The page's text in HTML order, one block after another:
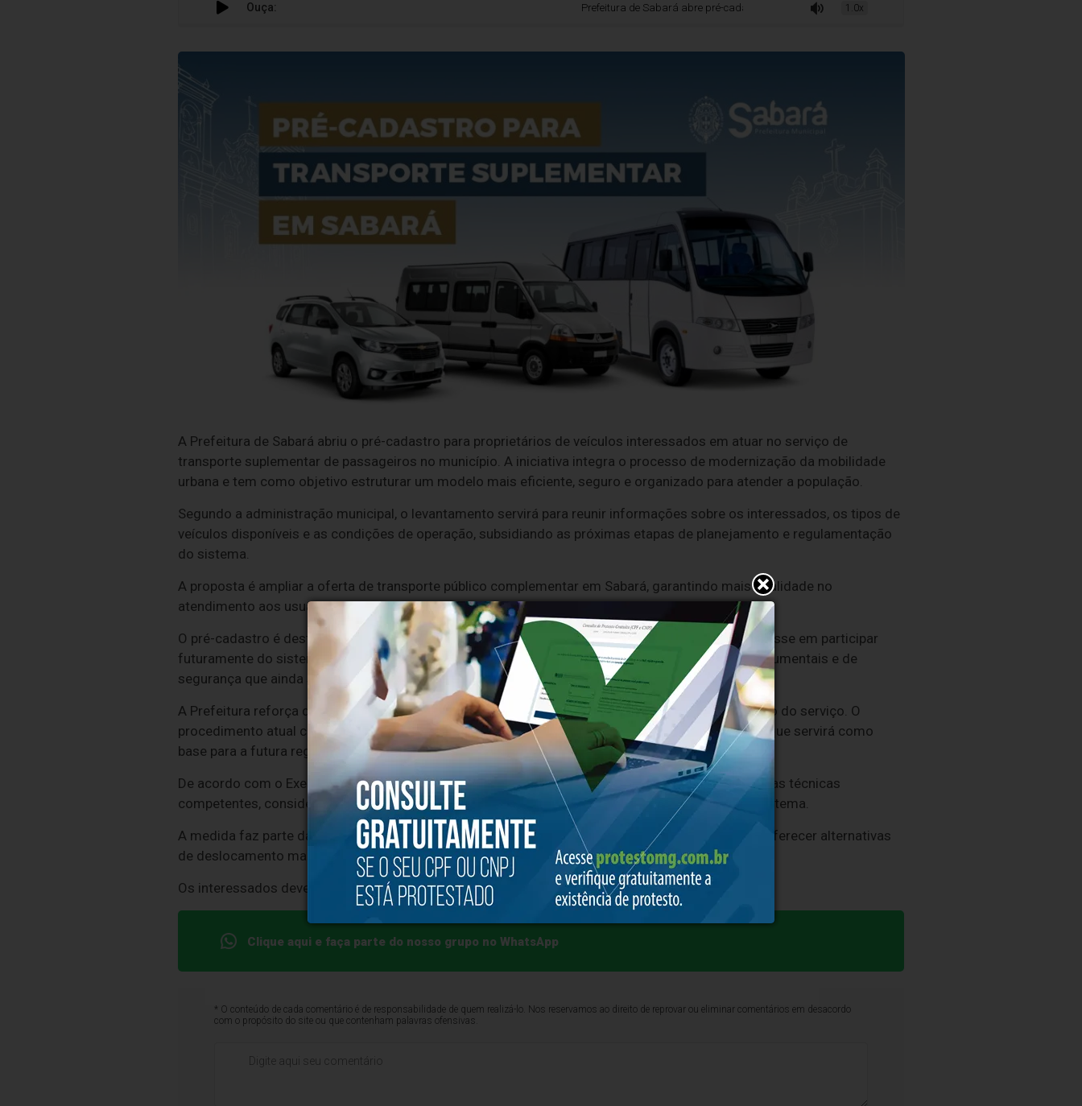
Ouça: Prefeitura de Sabará abre pré-cadastro para transporte suplementar de passageiros
1.0x
A Prefeitura de Sabará abriu o pré-cadastro para proprietários de veículos interessados em atuar no serviço de
transporte suplementar de passageiros no município. A iniciativa integra o processo de modernização da mobilidade
urbana e tem como objetivo estruturar um modelo mais eficiente, seguro e organizado para atender a população.
Segundo a administração municipal, o levantamento servirá para reunir informações sobre os interessados, os tipos de
veículos disponíveis e as condições de operação, subsidiando as próximas etapas de planejamento e regulamentação
do sistema.
A proposta é ampliar a oferta de transporte público complementar em Sabará, garantindo mais qualidade no
atendimento aos usuários, além de promover maior segurança e regularização da atividade.
O pré-cadastro é destinado a proprietários de veículos de diferentes categorias que tenham interesse em participar
futuramente do sistema de transporte suplementar, observando critérios legais, operacionais, documentais e de
segurança que ainda serão definidos pelo Município.
A Prefeitura reforça que a inscrição nesta fase não representa autorização imediata para operação do serviço. O
procedimento atual corresponde apenas a uma etapa inicial de coleta de dados e análise técnica, que servirá como
base para a futura regulamentação do transporte suplementar em Sabará.
De acordo com o Executivo Municipal, todas as informações recebidas serão analisadas pelas áreas técnicas
competentes, considerando aspectos legais e operacionais necessários para a implantação do sistema.
A medida faz parte das ações voltadas à melhoria da mobilidade urbana no município, buscando oferecer alternativas
de deslocamento mais acessíveis e eficientes para a população sabarense.
Os interessados devem realizar o pré-cadastro por meio do site oficial da Prefeitura de Sabará.
Clique aqui e faça parte do nosso grupo no WhatsApp
* O conteúdo de cada comentário é de responsabilidade de quem realizá-lo. Nos reservamos ao direito de reprovar ou eliminar comentários em desacordo
com o propósito do site ou que contenham palavras ofensivas.